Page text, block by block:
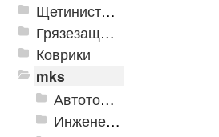
Щетинистые покрытия
Грязезащитные, влаговпитывающие покрытия
Коврики
mks
Автотовары
Инженерная сантехника и инструменты